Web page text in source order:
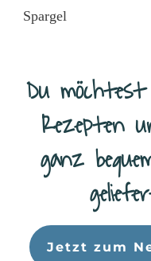
Spargel
Du
Rezepten
ganz
Jetzt zum